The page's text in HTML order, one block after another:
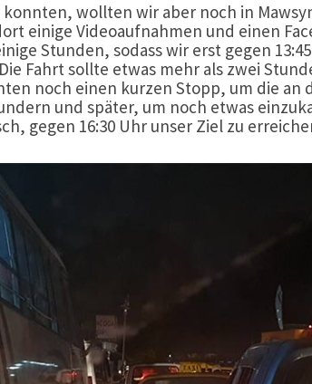
wollten wir aber noch in
einige Videoaufnahmen und einen
Stunden, sodass wir erst gegen
Fahrt sollte etwas mehr als zwei
noch einen kurzen Stopp, um die an
und später, um noch etwas
gegen 16:30 Uhr unser Ziel zu